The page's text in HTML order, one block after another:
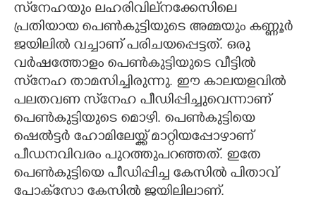
സ്‌നേഹയും ലഹരിവില്നക്കേസിലെ
പ്രതിയായ പെൺകുട്ടിയുടെ അമ്മയും കണ്ണൂർ
ജയിലിൽ വച്ചാണ് പരിചയപ്പെട്ടത്. ഒരു
വർഷത്തോളം പെൺകുട്ടിയുടെ വീട്ടിൽ
സ്‌നേഹ താമസിച്ചിരുന്നു. ഈ കാലയളവിൽ
പലതവണ സ്‌നേഹ പീ‌ഡിപ്പിച്ചുവെന്നാണ്
പെൺകുട്ടിയുടെ മൊഴി. പെൺകുട്ടിയെ
ഷെൽട്ടർ ഹോമിലേയ്ക്ക് മാറ്റിയപ്പോഴാണ്
പീഡനവിവരം പുറത്തുപറഞ്ഞത്. ഇതേ
പെൺകുട്ടിയെ പീഡിപ്പിച്ച കേസിൽ പിതാവ്
പോക്‌സോ കേസിൽ ജയിലിലാണ്.